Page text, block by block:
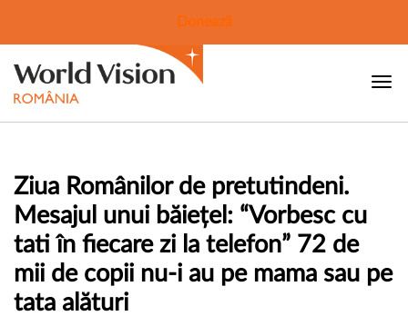
Donează
Ziua Românilor de pretutindeni.
Mesajul unui băiețel: “Vorbesc cu
tati în fiecare zi la telefon” 72 de
mii de copii nu-i au pe mama sau pe
tata alături